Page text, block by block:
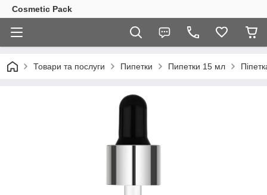
Cosmetic Pack
Товари та послуги Пипетки Пипетки 15 мл